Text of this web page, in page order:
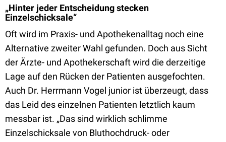
„Hinter jeder Entscheidung stecken
Einzelschicksale“
Oft wird im Praxis- und Apothekenalltag noch eine
Alternative zweiter Wahl gefunden. Doch aus Sicht
der Ärzte- und Apothekerschaft wird die derzeitige
Lage auf den Rücken der Patienten ausgefochten.
Auch Dr. Herrmann Vogel junior ist überzeugt, dass
das Leid des einzelnen Patienten letztlich kaum
messbar ist. „Das sind wirklich schlimme
Einzelschicksale von Bluthochdruck- oder